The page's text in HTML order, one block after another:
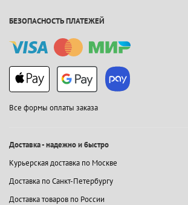
БЕЗОПАСНОСТЬ ПЛАТЕЖЕЙ
Все формы оплаты заказа
Доставка - надежно и быстро
Курьерская доставка по Москве
Доставка по Санкт-Петербургу
Доставка товаров по России